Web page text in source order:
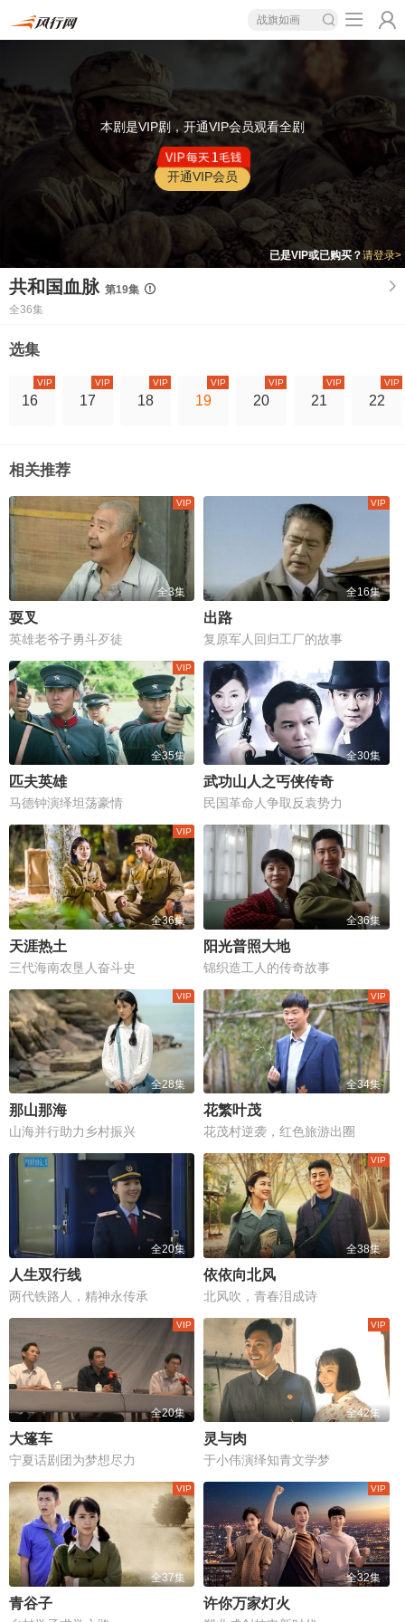
战旗如画
本剧是VIP剧，开通VIP会员观看全剧
开通VIP会员
已是VIP或已购买？请登录>
共和国血脉 第19集
全36集
选集
16
VIP
17
VIP
18
VIP
19
VIP
20
VIP
21
VIP
22
VIP
相关推荐
全3集
耍叉
英雄老爷子勇斗歹徒
全16集
出路
复原军人回归工厂的故事
全35集
匹夫英雄
马德钟演绎坦荡豪情
全30集
武功山人之丐侠传奇
民国革命人争取反袁势力
全36集
天涯热土
三代海南农垦人奋斗史
全36集
阳光普照大地
锦织造工人的传奇故事
全28集
那山那海
山海并行助力乡村振兴
全34集
花繁叶茂
花茂村逆袭，红色旅游出圈
全20集
人生双行线
两代铁路人，精神永传承
全38集
依依向北风
北风吹，青春泪成诗
全20集
大篷车
宁夏话剧团为梦想尽力
全42集
灵与肉
于小伟演绎知青文学梦
全37集
青谷子
全32集
许你万家灯火